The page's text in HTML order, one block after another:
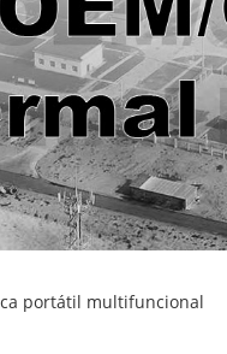
portátil multifuncional